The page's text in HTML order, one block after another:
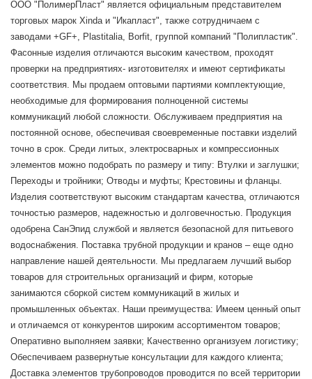
ООО "ПолимерПласт" является официальным представителем
торговых марок Xinda и "Икапласт", также сотрудничаем с
заводами +GF+, Plastitalia, Borfit, группой компаний "Полипластик".
Фасонные изделия отличаются высоким качеством, проходят
проверки на предприятиях- изготовителях и имеют сертификаты
соответствия. Мы продаем оптовыми партиями комплектующие,
необходимые для формирования полноценной системы
коммуникаций любой сложности. Обслуживаем предприятия на
постоянной основе, обеспечивая своевременные поставки изделий
точно в срок. Среди литых, электросварных и компрессионных
элементов можно подобрать по размеру и типу: Втулки и заглушки;
Переходы и тройники; Отводы и муфты; Крестовины и фланцы.
Изделия соответствуют высоким стандартам качества, отличаются
точностью размеров, надежностью и долговечностью. Продукция
одобрена СанЭпид службой и является безопасной для питьевого
водоснабжения. Поставка трубной продукции и кранов – еще одно
направление нашей деятельности. Мы предлагаем лучший выбор
товаров для строительных организаций и фирм, которые
занимаются сборкой систем коммуникаций в жилых и
промышленных объектах. Наши преимущества: Имеем ценный опыт
и отличаемся от конкурентов широким ассортиментом товаров;
Оперативно выполняем заявки; Качественно организуем логистику;
Обеспечиваем развернутые консультации для каждого клиента;
Доставка элементов трубопроводов проводится по всей территории